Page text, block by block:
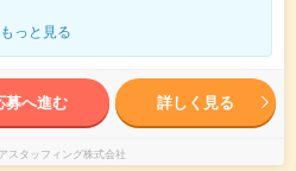
もっと見る
募へ進む 詳しく見る
スタッフィング株式会社